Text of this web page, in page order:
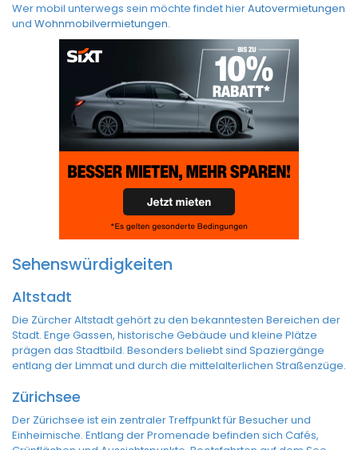
Wer mobil unterwegs sein möchte findet hierAutovermietungen
und Wohnmobilvermietungen.
Sehenswürdigkeiten
Altstadt
Die Zürcher Altstadt gehört zu den bekanntesten Bereichen der
Stadt. Enge Gassen, historische Gebäude und kleine Plätze
prägen das Stadtbild. Besonders beliebt sind Spaziergänge
entlang der Limmat und durch die mittelalterlichen Straßenzüge.
Zürichsee
Der Zürichsee ist ein zentraler Treffpunkt für Besucher und
Einheimische. Entlang der Promenade befinden sich Cafés,